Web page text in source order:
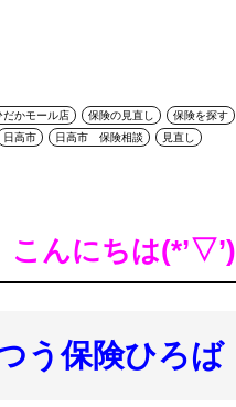
だかモール店 保険の見直し
保険を探す
日高市 日高市 保険相談 見直し
こんにちは(*’▽’)
う保険ひろば